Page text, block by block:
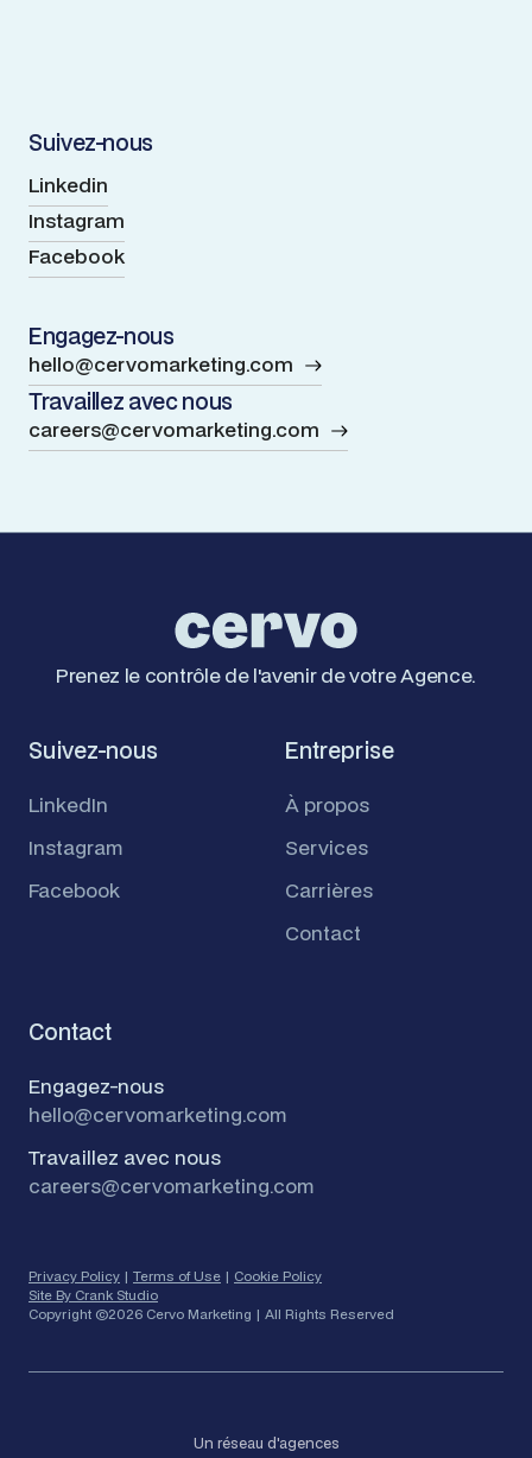
Suivez-nous
Linkedin
Instagram
Facebook
Engagez-nous
hello@cervomarketing.com
Travaillez avec nous
careers@cervomarketing.com
Prenez le contrôle de l'avenir de votre Agence.
Privacy Policy | Terms of Use | Cookie Policy
Site By Crank Studio
Copyright ©2026 Cervo Marketing | All Rights Reserved
Entreprise
À propos
Services
Carrières
Contact
Suivez-nous
LinkedIn
Instagram
Facebook
Contact
Engagez-nous
hello@cervomarketing.com
Travaillez avec nous
careers@cervomarketing.com
Un réseau d'agences